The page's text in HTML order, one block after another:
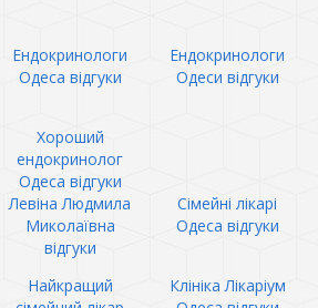
Ендокринологи
Одеса відгуки
Ендокринологи
Одеси відгуки
Хороший
ендокринолог
Одеса відгуки
Левіна Людмила
Миколаївна
відгуки
Сімейні лікарі
Одеса відгуки
Найкращий
Клініка Лікаріум